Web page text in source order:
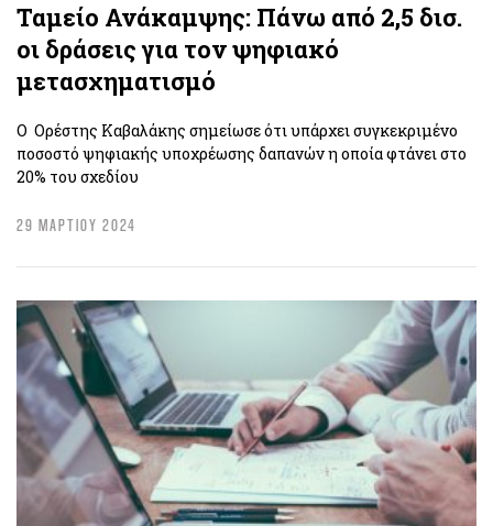
Ταμείο Ανάκαμψης: Πάνω από 2,5 δισ.
οι δράσεις για τον ψηφιακό
μετασχηματισμό
Ο Ορέστης Καβαλάκης σημείωσε ότι υπάρχει συγκεκριμένο
ποσοστό ψηφιακής υποχρέωσης δαπανών η οποία φτάνει στο
20% του σχεδίου
29 ΜΑΡΤΙΟΥ 2024